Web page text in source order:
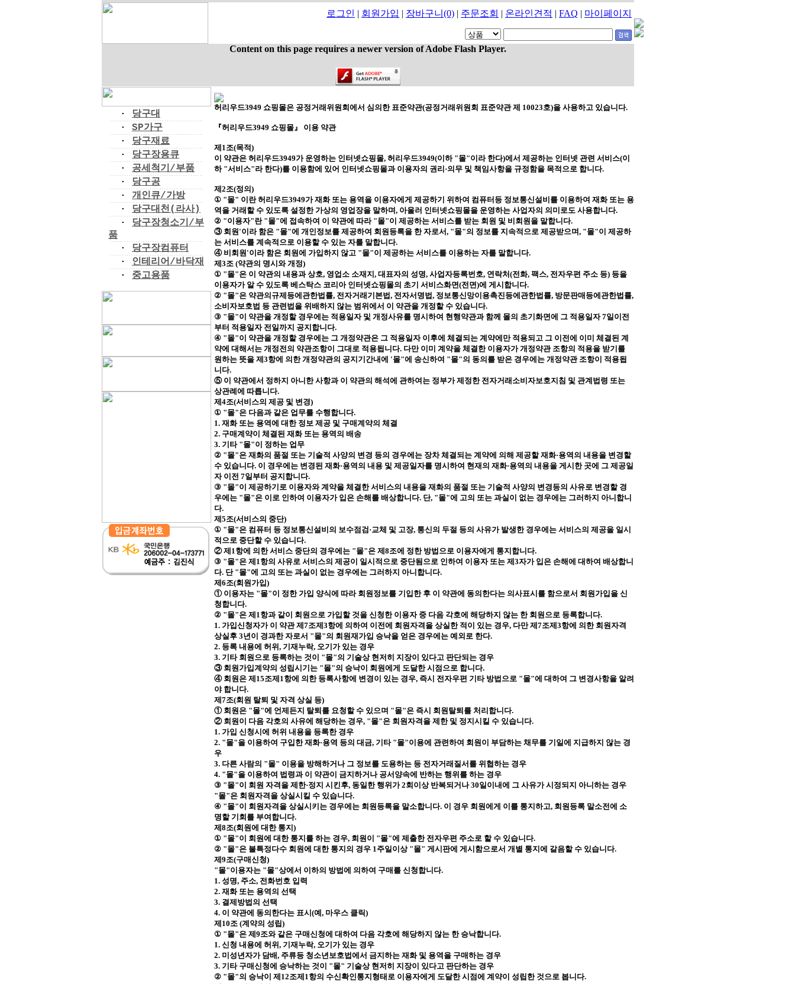
로그인 | 회원가입 | 장바구니 (0) | 주문조회 | 온라인견적 | FAQ | 마이페이지
Content on this page requires a newer version of Adobe Flash Player.
· 당구대
· SP가구
· 당구재료
· 당구장용큐
· 공세척기/부품
· 당구공
· 개인큐/가방
· 당구대천(라사)
· 당구장청소기/부
품
· 당구장컴퓨터
· 인테리어/바닥재
· 중고용품
허리우드3949 쇼핑몰은 공정거래위원회에서 심의한 표준약관(공정거래위원회 표준약관 제 10023호)을 사용하고 있습니다.
『허리우드3949 쇼핑몰』 이용 약관
제 1조(목적 )
이 약관은 허리우드3949가 운영하는 인터넷쇼핑몰, 허리우드3949(이하"몰"이라 한다)에서 제공하는 인터넷 관련 서비스(이
하"서비스"라 한다)를 이용함에 있어 인터넷쇼핑몰과 이용자의 권리·의무 및 책임사항을 규정함을 목적으로 합니다.
제 2조(정의 )
① "몰" 이란 허리우드3949가 재화 또는 용역을 이용자에게 제공하기 위하여 컴퓨터등 정보통신설비를 이용하여 재화 또는 용
역을 거래할 수 있도록 설정한 가상의 영업장을 말하며 , 아울러 인터넷쇼핑몰을 운영하는 사업자의 의미로도 사용합니다.
② "이용자"란"몰"에 접속하여 이 약관에 따라"몰"이 제공하는 서비스를 받는 회원 및 비회원을 말합니다.
③ 회원'이라 함은 "몰"에 개인정보를 제공하여 회원등록을 한 자로서 , "몰"의 정보를 지속적으로 제공받으며 , "몰"이 제공하
는 서비스를 계속적으로 이용할 수 있는 자를 말합니다.
④ 비회원'이라 함은 회원에 가입하지 않고 "몰"이 제공하는 서비스를 이용하는 자를 말합니다.
제 3조 (약관의 명시와 개정)
① "몰"은 이 약관의 내용과 상호, 영업소 소재지 , 대표자의 성명, 사업자등록번호, 연락처 (전화, 팩스, 전자우편 주소 등) 등을
이용자가 알 수 있도록 베스탁스 코리아 인터넷쇼핑몰의 초기 서비스화면(전면)에 게시합니다.
② "몰"은 약관의규제등에관한법률, 전자거래기본법 , 전자서명법 , 정보통신망이용촉진등에관한법률, 방문판매등에관한법률,
소비자보호법 등 관련법을 위배하지 않는 범위에서 이 약관을 개정할 수 있습니다.
③ "몰"이 약관을 개정할 경우에는 적용일자 및 개정사유를 명시하여 현행약관과 함께 몰의 초기화면에 그 적용일자7일이전
부터 적용일자 전일까지 공지합니다.
④ "몰"이 약관을 개정할 경우에는 그 개정약관은 그 적용일자 이후에 체결되는 계약에만 적용되고 그 이전에 이미 체결된 계
약에 대해서는 개정전의 약관조항이 그대로 적용됩니다. 다만 이미 계약을 체결한 이용자가 개정약관 조항의 적용을 받기를
원하는 뜻을 제 3항에 의한 개정약관의 공지기간내에 '몰"에 송신하여 "몰"의 동의를 받은 경우에는 개정약관 조항이 적용됩
니다.
⑤ 이 약관에서 정하지 아니한 사항과 이 약관의 해석에 관하여는 정부가 제정한 전자거래소비자보호지침 및 관계법령 또는
상관례에 따릅니다.
제 4조(서비스의 제공 및 변경)
① "몰"은 다음과 같은 업무를 수행합니다.
1. 재화 또는 용역에 대한 정보 제공 및 구매계약의 체결
2. 구매계약이 체결된 재화 또는 용역의 배송
3. 기타"몰"이 정하는 업무
② "몰"은 재화의 품절 또는 기술적 사양의 변경 등의 경우에는 장차 체결되는 계약에 의해 제공할 재화·용역의 내용을 변경할
수 있습니다. 이 경우에는 변경된 재화·용역의 내용 및 제공일자를 명시하여 현재의 재화·용역의 내용을 게시한 곳에 그 제공일
자 이전 7일부터 공지합니다.
③ "몰"이 제공하기로 이용자와 계약을 체결한 서비스의 내용을 재화의 품절 또는 기술적 사양의 변경등의 사유로 변경할 경
우에는 "몰"은 이로 인하여 이용자가 입은 손해를 배상합니다. 단, "몰"에 고의 또는 과실이 없는 경우에는 그러하지 아니합니
다.
제 5조(서비스의 중단)
① "몰"은 컴퓨터 등 정보통신설비의 보수점검·교체 및 고장, 통신의 두절 등의 사유가 발생한 경우에는 서비스의 제공을 일시
적으로 중단할 수 있습니다.
② 제 1항에 의한 서비스 중단의 경우에는 "몰"은 제 8조에 정한 방법으로 이용자에게 통지합니다.
③ "몰"은 제 1항의 사유로 서비스의 제공이 일시적으로 중단됨으로 인하여 이용자 또는 제 3자가 입은 손해에 대하여 배상합니
다. 단"몰"에 고의 또는 과실이 없는 경우에는 그러하지 아니합니다.
제 6조(회원가입)
① 이용자는 "몰"이 정한가입 양식에 따라 회원정보를 기입한 후 이 약관에 동의한다는 의사표시를 함으로서 회원가입을 신
청합니다.
② "몰"은 제 1항과 같이 회원으로 가입할 것을 신청한 이용자 중 다음 각호에 해당하지 않는 한 회원으로 등록합니다.
1. 가입신청자가 이 약관 제 7조제 3항에 의하여 이전에 회원자격을 상실한 적이 있는 경우, 다만 제 7조제 3항에 의한 회원자격
상실후 3년이 경과한 자로서 "몰"의 회원재가입 승낙을 얻은 경우에는 예외로 한다.
2. 등록 내용에 허위 , 기재누락, 오기가 있는 경우
3. 기타 회원으로 등록하는 것이 "몰"의 기술상 현저히 지장이 있다고 판단되는 경우
③ 회원가입계약의 성립시기는 "몰"의 승낙이 회원에게 도달한 시점으로 합니다.
④ 회원은 제 15조제 1항에 의한 등록사항에 변경이 있는 경우, 즉시 전자우편 기타 방법으로 "몰"에 대하여 그 변경사항을 알려
야 합니다.
제 7조(회원 탈퇴 및 자격 상실 등)
① 회원은 "몰"에 언제든지 탈퇴를 요청할 수 있으며 "몰"은 즉시 회원탈퇴를 처리합니다.
② 회원이 다음 각호의 사유에 해당하는 경우, "몰"은 회원자격을 제한 및 정지시킬 수 있습니다.
1. 가입 신청시에 허위 내용을 등록한 경우
2. "몰"을 이용하여 구입한 재화·용역 등의 대금, 기타"몰"이용에 관련하여 회원이 부담하는 채무를 기일에 지급하지 않는 경
우
3. 다른 사람의 "몰" 이용을 방해하거나 그 정보를 도용하는 등 전자거래질서를 위협하는 경우
4. "몰"을 이용하여 법령과 이 약관이 금지하거나 공서양속에 반하는 행위를 하는 경우
③ "몰"이 회원 자격을 제한·정지 시킨후, 동일한 행위가2회이상 반복되거나30일이내에 그 사유가 시정되지 아니하는 경우
"몰"은 회원자격을 상실시킬 수 있습니다.
④ "몰"이 회원자격을 상실시키는 경우에는 회원등록을 말소합니다. 이 경우 회원에게 이를 통지하고, 회원등록 말소전에 소
명할 기회를 부여합니다.
제 8조(회원에 대한 통지 )
① "몰"이 회원에 대한 통지를 하는 경우, 회원이 "몰"에 제출한 전자우편 주소로 할 수 있습니다.
② "몰"은 불특정다수 회원에 대한 통지의 경우 1주일이상"몰" 게시판에 게시함으로서 개별 통지에 갈음할 수 있습니다.
제 9조(구매신청)
"몰"이용자는 "몰"상에서 이하의 방법에 의하여 구매를 신청합니다.
1. 성명, 주소, 전화번호 입력
2. 재화 또는 용역의 선택
3. 결제방법의 선택
4. 이 약관에 동의한다는 표시 (예 , 마우스 클릭)
제 10조 (계약의 성립)
① "몰"은 제 9조와 같은 구매신청에 대하여 다음 각호에 해당하지 않는 한 승낙합니다.
1. 신청 내용에 허위 , 기재누락, 오기가 있는 경우
2. 미성년자가 담배, 주류등 청소년보호법에서 금지하는 재화 및 용역을 구매하는 경우
3. 기타 구매신청에 승낙하는 것이 "몰" 기술상 현저히 지장이 있다고 판단하는 경우
② "몰"의 승낙이 제 12조제 1항의 수신확인통지형태로 이용자에게 도달한 시점에 계약이 성립한 것으로 봅니다.